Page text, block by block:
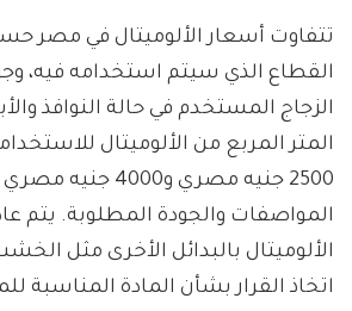
تتفاوت أسعار الألوميتال في مصر
القطاع الذي سيتم استخدامه فيه،
الزجاج المستخدم في حالة النوافذ
المتر المربع من الألوميتال
2500 جنيه مصري
المواصفات والجودة المطلوبة. يتم
الألوميتال بالبدائل الأخرى مثل
اتخاذ القرار بشأن المادة المناسبة